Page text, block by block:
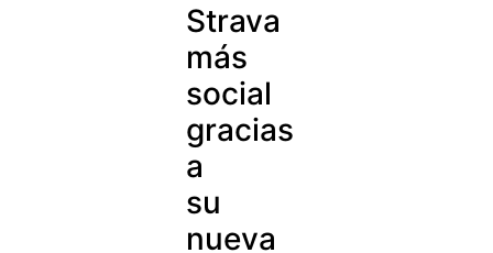
Strava
más
social
gracias
a
su
nueva